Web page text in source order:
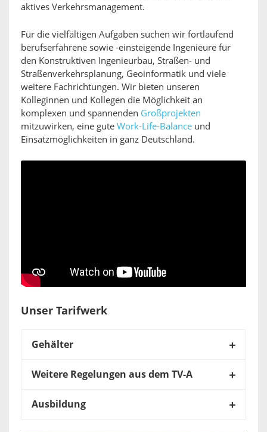
aktives Verkehrsmanagement.
Für die vielfältigen Aufgaben suchen wir fortlaufend
berufserfahrene sowie -einsteigende Ingenieure für
den Konstruktiven Ingenieurbau, Straßen- und
Straßenverkehrsplanung, Geoinformatik und viele
weitere Fachrichtungen. Wir bieten unseren
Kolleginnen und Kollegen die Möglichkeit an
komplexen und spannenden Großprojekten
mitzuwirken, eine gute Work-Life-Balance und
Einsatzmöglichkeiten in ganz Deutschland.
Unser Tarifwerk
Gehälter
Weitere Regelungen aus dem TV-A
Ausbildung